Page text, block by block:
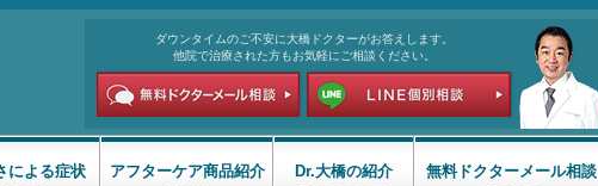
ダウンタイムのご不安に大橋ドクターがお答えします。
他院で治療された方もお気軽にご相談ください。
による症状 アフターケア商品紹介 Dr.大橋の紹介 無料ドクターメール相談